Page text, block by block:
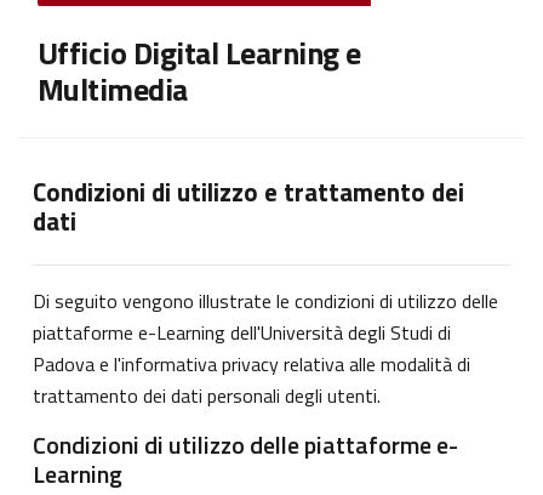
Ufficio Digital Learning e
Multimedia
Condizioni di utilizzo e trattamento dei
dati
Di seguito vengono illustrate le condizioni di utilizzo delle
piattaforme e-Learning dell'Università degli Studi di
Padova e l'informativa privacy relativa alle modalità di
trattamento dei dati personali degli utenti.
Condizioni di utilizzo delle piattaforme e-
Learning